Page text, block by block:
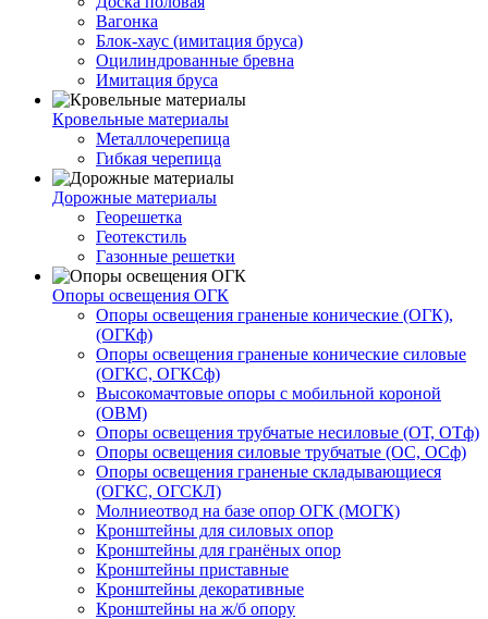
Вагонка
Блок-хаус (имитация бруса)
Оцилиндрованные бревна
Имитация бруса
Кровельные материалы
Металлочерепица
Гибкая черепица
Дорожные материалы
Георешетка
Геотекстиль
Газонные решетки
Опоры освещения ОГК
Опоры освещения граненые конические (ОГК),
(ОГКф)
Опоры освещения граненые конические силовые
(ОГКС, ОГКСф)
Высокомачтовые опоры с мобильной короной
(ОВМ)
Опоры освещения трубчатые несиловые (ОТ, ОТф)
Опоры освещения силовые трубчатые (ОС, ОСф)
Опоры освещения граненые складывающиеся
(ОГКС, ОГСКЛ)
Молниеотвод на базе опор ОГК (МОГК)
Кронштейны для силовых опор
Кронштейны для гранёных опор
Кронштейны приставные
Кронштейны декоративные
Кронштейны на ж/б опору